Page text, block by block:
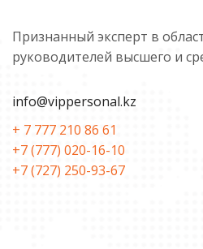
Признанный эксперт в
руководителей высшего и
info@vippersonal.kz
+ 7 777 210 86 61
+7 (777) 020-16-10
+7 (727) 250-93-67